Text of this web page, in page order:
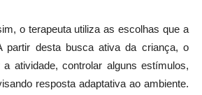
o terapeuta utiliza as escolhas que a
partir desta busca ativa da criança, o
atividade, controlar alguns estímulos,
resposta adaptativa ao ambiente.